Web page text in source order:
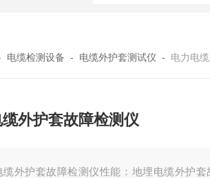
电缆检测设备 - 电缆外护套测试仪 - 电力电缆
外护套故障检测仪
缆外护套故障检测仪性能：地埋电缆外护套